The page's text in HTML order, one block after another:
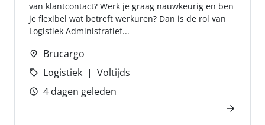
van klantcontact? Werk je graag nauwkeurig en ben
je flexibel wat betreft werkuren? Dan is de rol van
Logistiek Administratief...
Brucargo
Logistiek
Voltijds
4 dagen geleden